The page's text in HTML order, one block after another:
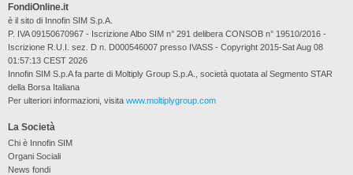
La Società
Chi è Innofin SIM
Organi Sociali
News fondi
FondiOnline.it
è il sito di Innofin SIM S.p.A.
P. IVA 09150670967 - Iscrizione Albo SIM n° 291 delibera CONSOB n° 19510/2016 -
Iscrizione R.U.I. sez. D n. D000546007 presso IVASS - Copyright 2015-Sat Aug 08
01:57:13 CEST 2026
Innofin SIM S.p.A fa parte di Moltiply Group S.p.A., società quotata al Segmento STAR
della Borsa Italiana
Per ulteriori informazioni, visita www.moltiplygroup.com